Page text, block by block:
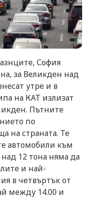
София
за Великден над
утре и в
на КАТ излизат
Пътните
по
на страната. Те
автомобили към
12 тона няма да
и най-
в четвъртък от
между 14.00 и